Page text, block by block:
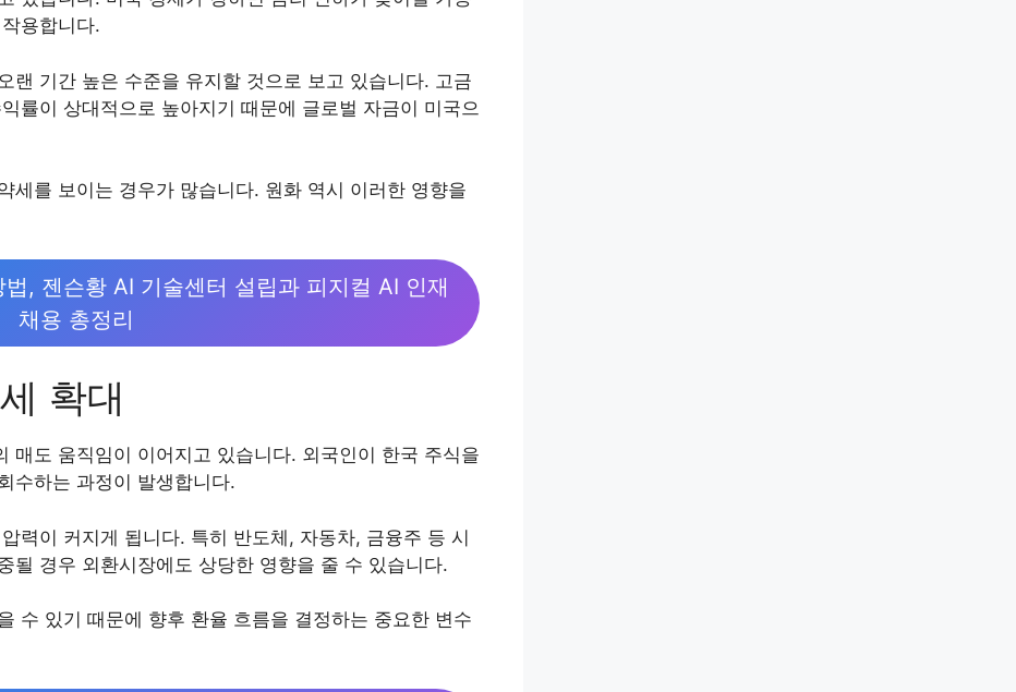
용합니다.
랜 기간 높은 수준을 유지할 것으로 보고 있습니다. 고금
률이 상대적으로 높아지기 때문에 글로벌 자금이 미국으
세를 보이는 경우가 많습니다. 원화 역시 이러한 영향을
, 젠슨황 AI 기술센터 설립과 피지컬 AI 인재
채용 총정리
확대
매도 움직임이 이어지고 있습니다. 외국인이 한국 주식을
수하는 과정이 발생합니다.
력이 커지게 됩니다. 특히 반도체, 자동차, 금융주 등 시
될 경우 외환시장에도 상당한 영향을 줄 수 있습니다.
수 있기 때문에 향후 환율 흐름을 결정하는 중요한 변수